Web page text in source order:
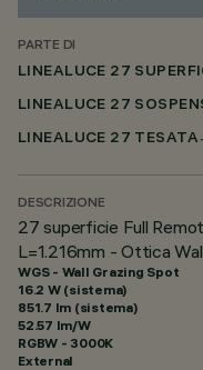
PARTE DI
LINEALUCE 27
LINEALUCE 27
LINEALUCE 27 TESATA
DESCRIZIONE
27 superficie Full
L=1.216mm - Ottica
WGS - Wall Grazing Spot
16.2 W (sistema)
851.7 lm (sistema)
52.57 lm/W
RGBW - 3000K
External